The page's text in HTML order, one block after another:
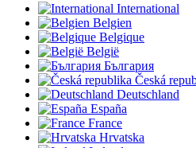
International
Belgien
Belgique
België
България
Česká
Deutschland
España
France
Hrvatska